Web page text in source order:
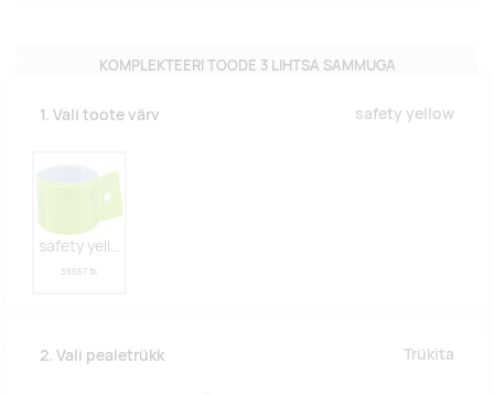
KOMPLEKTEERI TOODE 3 LIHTSA SAMMUGA
1. Vali toote värv safety yellow
safety yellow
38557 tk
2. Vali pealetrükk Trükita